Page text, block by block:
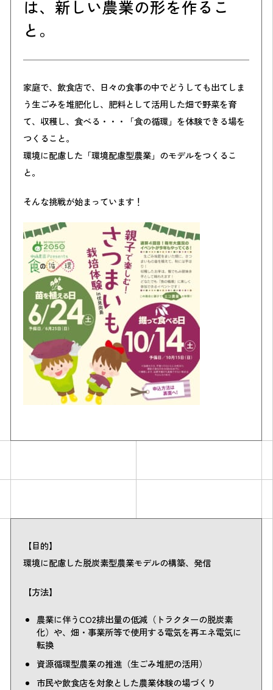
Simulation
CO₂削減効果を測る
Action list
アクションリスト
は、新しい農業の形を作るこ
と。
家庭で、飲食店で、日々の食事の中でどうしても出てしま
う生ごみを堆肥化し、肥料として活用した畑で野菜を育
て、収穫し、食べる・・・「食の循環」を体験できる場を
つくること。
環境に配慮した「環境配慮型農業」のモデルをつくるこ
と。
そんな挑戦が始まっています！
【目的】
環境に配慮した脱炭素型農業モデルの構築、発信
【方法】
農業に伴うCO2排出量の低減（トラクターの脱炭素
化）や、畑・事業所等で使用する電気を再エネ電気に
転換
資源循環型農業の推進（生ごみ堆肥の活用）
市民や飲食店を対象とした農業体験の場づくり